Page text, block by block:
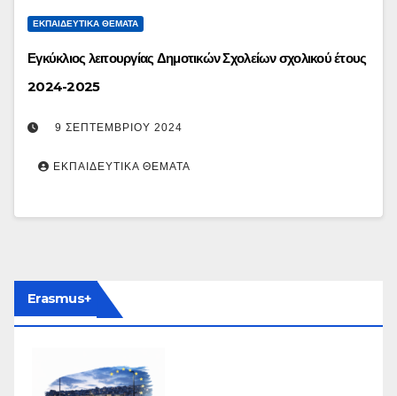
ΕΚΠΑΙΔΕΥΤΙΚΆ ΘΈΜΑΤΑ
Εγκύκλιος λειτουργίας Δημοτικών Σχολείων σχολικού έτους
2024-2025
9 ΣΕΠΤΕΜΒΡΊΟΥ 2024
ΕΚΠΑΙΔΕΥΤΙΚΆ ΘΈΜΑΤΑ
Erasmus+